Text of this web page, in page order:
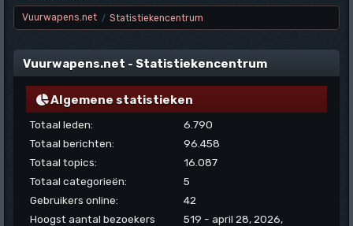
Vuurwapens.net / Statistiekencentrum
Vuurwapens.net - Statistiekencentrum
Algemene statistieken
Totaal leden:
6.790
Totaal berichten:
96.458
Totaal topics:
16.087
Totaal categorieën:
5
Gebruikers online:
42
Hoogst aantal bezoekers
519 - april 28, 2026,